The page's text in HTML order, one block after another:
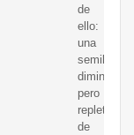
de
ello:
una
semilla
diminuta,
pero
repleta
de